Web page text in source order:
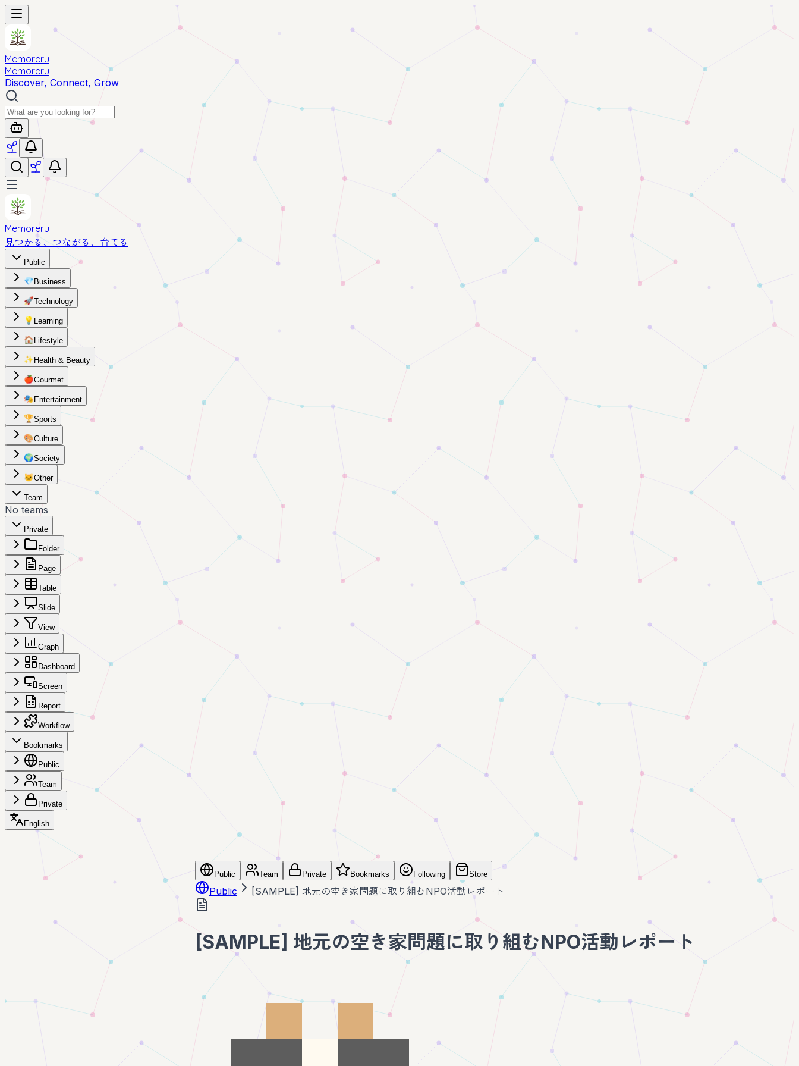
Memoreru
Memoreru
Discover, Connect, Grow
Memoreru
見つかる、つながる、育てる
Public
💎 Business
🚀Technology
💡 Learning
🏠 Lifestyle
✨ Health & Beauty
🍎Gourmet
🎭 Entertainment
🏆Sports
🎨Culture
🌍Society
🐱Other
Team
No teams
Private
Folder
Page
Table
Slide
View
Graph
Dashboard
Screen
Report
Workflow
Bookmarks
Public
Team
Private
English
Public Team Private Bookmarks Following Store
Public [SAMPLE] 地元の空き家問題に取り組むNPO活動レポート
[SAMPLE] 地元の空き家問題に取り組むNPO活動レポート